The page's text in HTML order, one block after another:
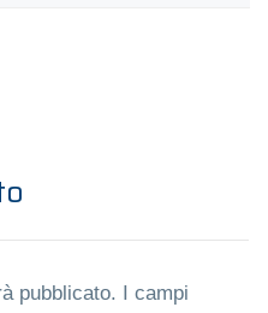
pubblicato.
I campi